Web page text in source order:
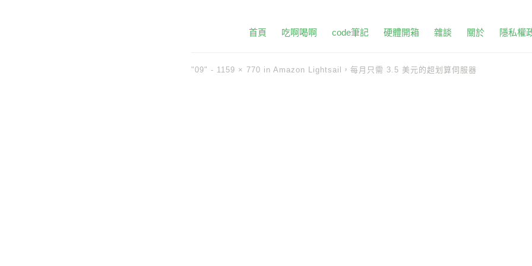
首頁 吃啊喝啊 code筆記 硬體開箱 雜談 關於 隱私權
"09" - 1159 × 770 in Amazon Lightsail，每月只需 3.5 美元的超划算伺服器